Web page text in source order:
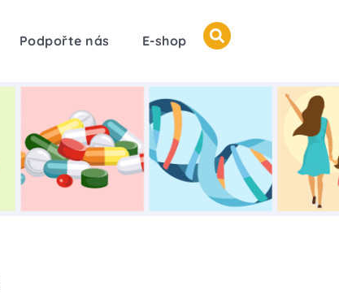
Podpořte nás E-shop